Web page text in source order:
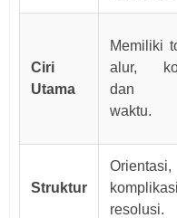
Ciri
Utama
Memiliki
alur,
dan
waktu.
Struktur
Orientasi,
resolusi.